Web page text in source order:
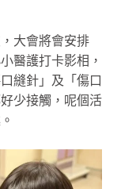
大會將會安排
醫護打卡影相，
縫針」及「傷口
少接觸，呢個活